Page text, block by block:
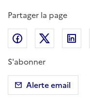
Partager la page
Partager sur
S'abonner
Alerte email